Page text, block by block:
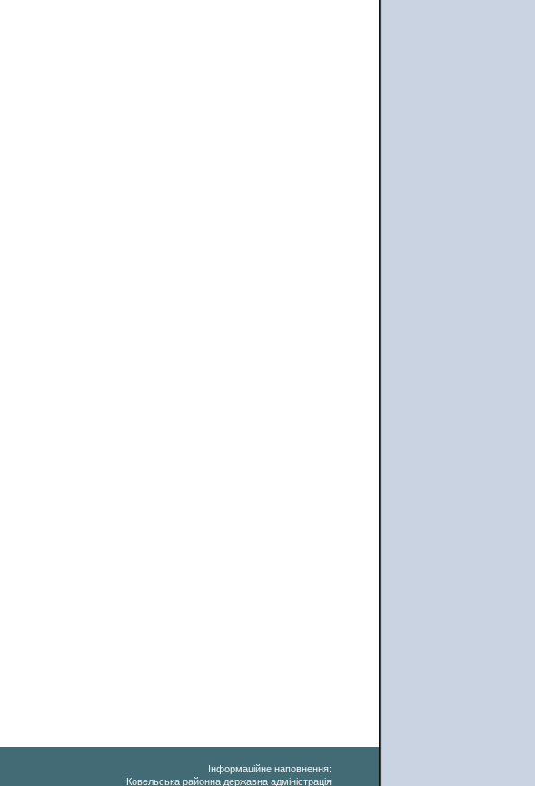
Інформаційне наповнення:
Ковельська районна державна адміністрація